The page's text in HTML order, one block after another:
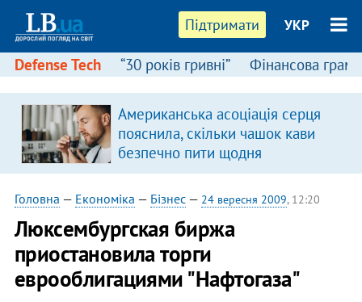
Підтримати УКР
Defense Tech “30 років гривні” Фінансова
Американська асоціація серця
пояснила, скільки чашок кави
безпечно пити щодня
Головна — Економіка — Бізнес— 24 вересня 2009, 12:20
Люксембургская биржа
приостановила торги
еврооблигациями "Нафтогаза"